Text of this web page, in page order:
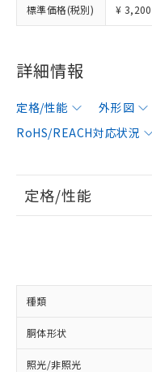
標準価格(税別) ¥ 3,200
詳細情報
定格/性能 外形図
RoHS/REACH対応状況
定格/性能
種類
胴体形状
照光/非照光